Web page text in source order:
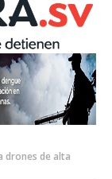
drones de alta